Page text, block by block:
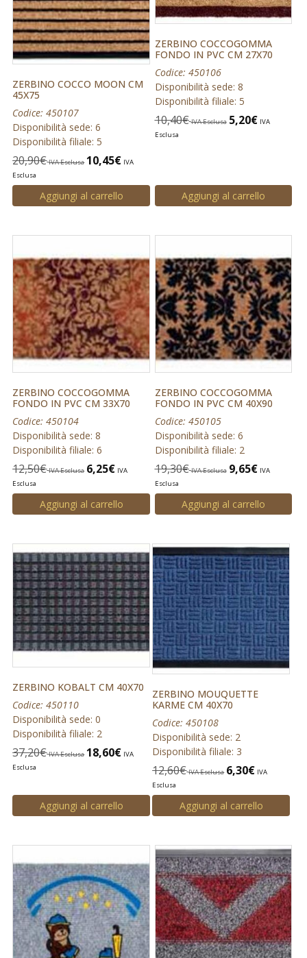
ZERBINO COCCO MOON CM
45X75
Codice: 450107
Disponibilità sede: 6
Disponibilità filiale: 5
20,90€ IVA Esclusa 10,45€ IVA
Esclusa
Aggiungi al carrello
ZERBINO COCCOGOMMA
FONDO IN PVC CM 27X70
Codice: 450106
Disponibilità sede: 8
Disponibilità filiale: 5
10,40€ IVA Esclusa 5,20€ IVA
Esclusa
Aggiungi al carrello
ZERBINO COCCOGOMMA
FONDO IN PVC CM 33X70
Codice: 450104
Disponibilità sede: 8
Disponibilità filiale: 6
12,50€ IVA Esclusa 6,25€ IVA
Esclusa
Aggiungi al carrello
ZERBINO COCCOGOMMA
FONDO IN PVC CM 40X90
Codice: 450105
Disponibilità sede: 6
Disponibilità filiale: 2
19,30€ IVA Esclusa 9,65€ IVA
Esclusa
Aggiungi al carrello
ZERBINO KOBALT CM 40X70
Codice: 450110
Disponibilità sede: 0
Disponibilità filiale: 2
37,20€ IVA Esclusa 18,60€ IVA
Esclusa
Aggiungi al carrello
ZERBINO MOUQUETTE
KARME CM 40X70
Codice: 450108
Disponibilità sede: 2
Disponibilità filiale: 3
12,60€ IVA Esclusa 6,30€ IVA
Esclusa
Aggiungi al carrello